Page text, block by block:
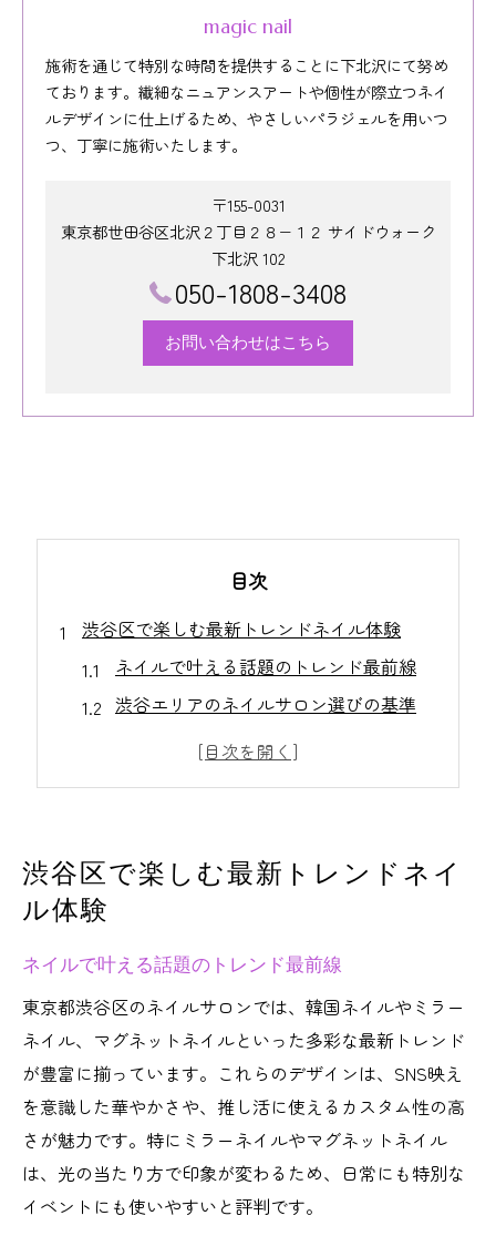
magic nail
施術を通じて特別な時間を提供することに下北沢にて努め
ております。繊細なニュアンスアートや個性が際立つネイ
ルデザインに仕上げるため、やさしいパラジェルを用いつ
つ、丁寧に施術いたします。
〒155-0031
東京都世田谷区北沢２丁目２８−１２ サイドウォーク
下北沢 102
050-1808-3408
お問い合わせはこちら
目次
渋谷区で楽しむ最新トレンドネイル体験
ネイルで叶える話題のトレンド最前線
渋谷エリアのネイルサロン選びの基準
最新ネイルデザインの注目ポイント解説
繊細アートも叶うネイルの魅力とは
ネイルで楽しむ繊細アートの世界観
手書きアートネイルの人気の理由
予約時にチェックしたいアート提案力
渋谷のネイルサロンで叶う独自デザイン
推し活に彩るカスタムネイルの楽しみ方
ネイルで推し活をもっと楽しむ発想術
推し色やキャラクターを指先で表現
ネイルサロンでのオーダーメイド体験
渋谷区で楽しむ最新トレンドネイ
ル体験
ネイルで叶える話題のトレンド最前線
東京都渋谷区のネイルサロンでは、韓国ネイルやミラー
ネイル、マグネットネイルといった多彩な最新トレンド
が豊富に揃っています。これらのデザインは、SNS映え
を意識した華やかさや、推し活に使えるカスタム性の高
さが魅力です。特にミラーネイルやマグネットネイル
は、光の当たり方で印象が変わるため、日常にも特別な
イベントにも使いやすいと評判です。